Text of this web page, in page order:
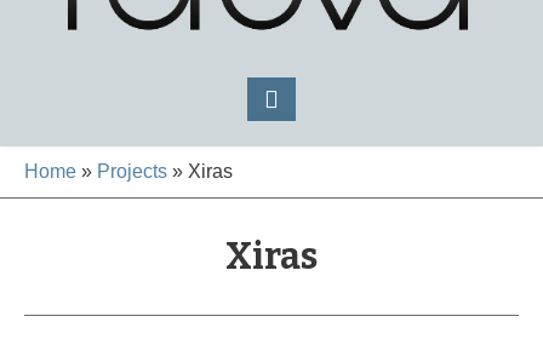
Home » Projects » Xiras
Xiras